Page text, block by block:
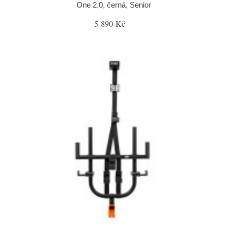
One 2.0, černá, Senior
5 890 Kč